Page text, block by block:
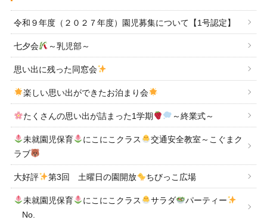
令和９年度（２０２７年度）園児募集について【1号認定】
七夕会 ～乳児部～
思い出に残った同窓会
楽しい思い出ができたお泊まり会
たくさんの思い出が詰まった1学期 ～終業式～
未就園児保育 にこにこクラス
交通安全教室～こぐまク
ラブ
大好評 第3回 土曜日の園開放 ちびっこ広場
未就園児保育 にこにこクラス サラダ
パーティー
No.